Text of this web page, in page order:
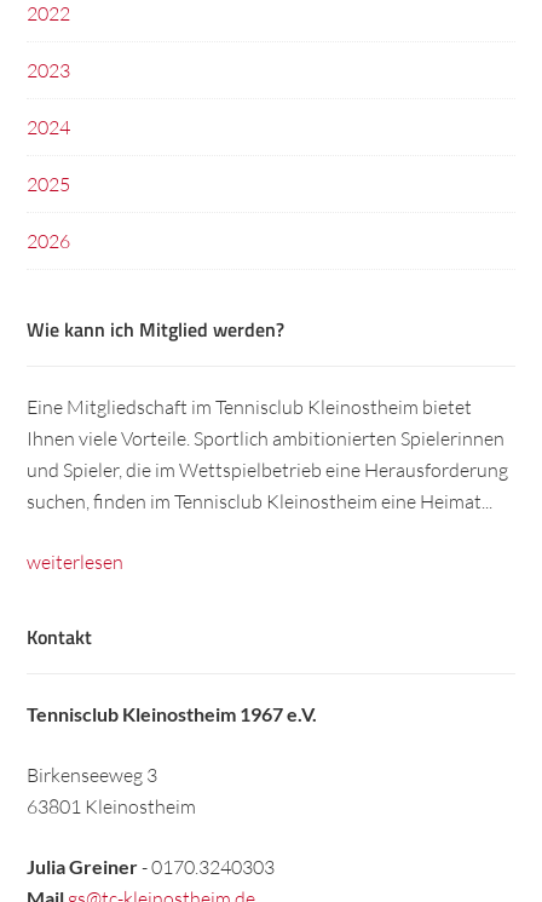
2022
2023
2024
2025
2026
Wie kann ich Mitglied werden?
Eine Mitgliedschaft im Tennisclub Kleinostheim bietet
Ihnen viele Vorteile. Sportlich ambitionierten Spielerinnen
und Spieler, die im Wettspielbetrieb eine Herausforderung
suchen, finden im Tennisclub Kleinostheim eine Heimat...
weiterlesen
Kontakt
Tennisclub Kleinostheim 1967 e.V.
Birkenseeweg 3
63801 Kleinostheim
Julia Greiner- 0170.3240303